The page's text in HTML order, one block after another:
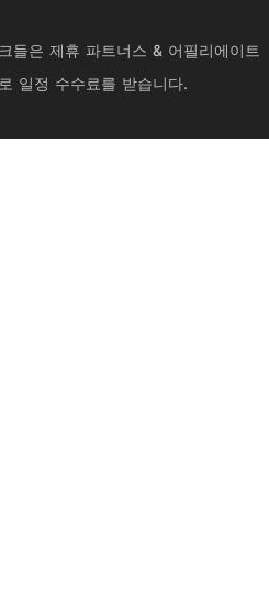
은 제휴 파트너스 & 어필리에이트
일정 수수료를 받습니다.